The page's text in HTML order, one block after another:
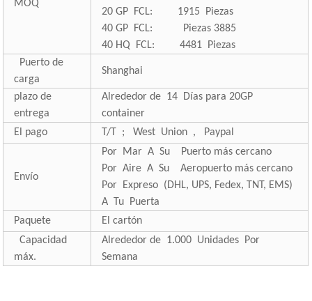
MOQ
20 GP FCL: 1915 Piezas
40 GP FCL: Piezas 3885
40 HQ FCL: 4481 Piezas
Puerto de
carga
Shanghai
plazo de
entrega
Alrededor de 14 Días para 20GP
container
El pago
T/T ; West Union , Paypal
Envío
Por Mar A Su Puerto más cercano
Por Aire A Su Aeropuerto más cercano
Por Expreso (DHL, UPS, Fedex, TNT, EMS)
A Tu Puerta
Paquete
El cartón
Capacidad
máx.
Alrededor de 1.000 Unidades Por
Semana